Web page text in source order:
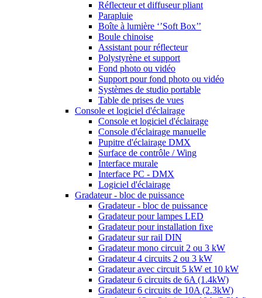
Réflecteur et diffuseur pliant
Parapluie
Boîte à lumière ‘’Soft Box’’
Boule chinoise
Assistant pour réflecteur
Polystyrène et support
Fond photo ou vidéo
Support pour fond photo ou vidéo
Systèmes de studio portable
Table de prises de vues
Console et logiciel d'éclairage
Console et logiciel d'éclairage
Console d'éclairage manuelle
Pupitre d'éclairage DMX
Surface de contrôle / Wing
Interface murale
Interface PC - DMX
Logiciel d'éclairage
Gradateur - bloc de puissance
Gradateur - bloc de puissance
Gradateur pour lampes LED
Gradateur pour installation fixe
Gradateur sur rail DIN
Gradateur mono circuit 2 ou 3 kW
Gradateur 4 circuits 2 ou 3 kW
Gradateur avec circuit 5 kW et 10 kW
Gradateur 6 circuits de 6A (1.4kW)
Gradateur 6 circuits de 10A (2.3kW)